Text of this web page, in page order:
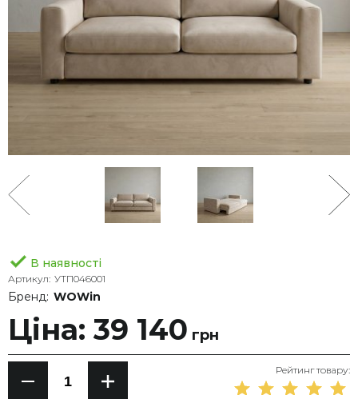
В наявності
Артикул: УТП046001
Бренд: WOWin
Ціна: 39 140 грн
Рейтинг товару: